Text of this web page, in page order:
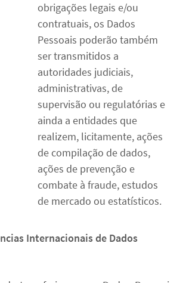
obrigações legais e/ou
contratuais, os Dados
Pessoais poderão também
ser transmitidos a
autoridades judiciais,
administrativas, de
supervisão ou regulatórias e
ainda a entidades que
realizem, licitamente, ações
de compilação de dados,
ações de prevenção e
combate à fraude, estudos
de mercado ou estatísticos.
Internacionais de Dados